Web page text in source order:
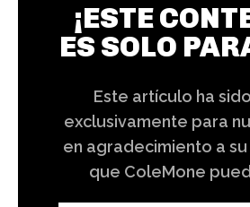
¡ESTE
ES SOLO
Este artículo ha
exclusivamente para
en agradecimiento a
que ColeMone